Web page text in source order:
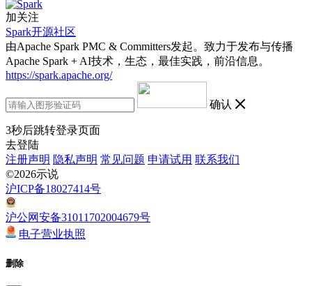
加关注
Spark开源社区
由Apache Spark PMC & Committers发起。致力于发布与传播
Apache Spark + AI技术，生态，最佳实践，前沿信息。
https://spark.apache.org/
确认
3秒后跳转登录页面
去登陆
注册声明 隐私声明 常见问题 申请试用 联系我们
©2026示说
沪ICP备18027414号
沪公网安备31011702004679号
电子营业执照
删除